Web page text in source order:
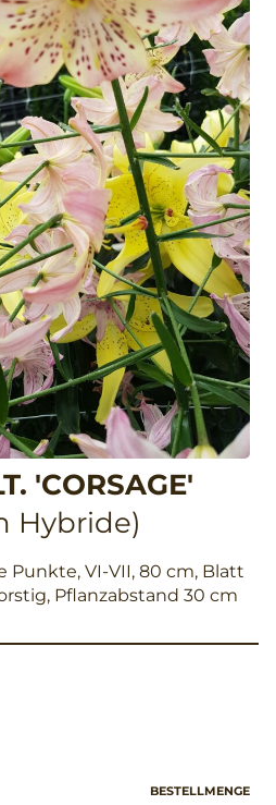
'CORSAGE'
Hybride)
Punkte, VI-VII, 80 cm, Blatt
Pflanzabstand 30 cm
BESTELLMENGE